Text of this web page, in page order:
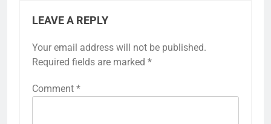
LEAVE A REPLY
Your email address will not be published.
Required fields are marked *
Comment *